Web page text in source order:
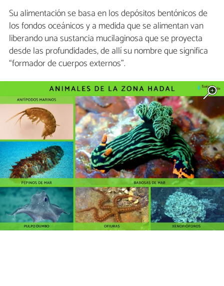
Su alimentación se basa en los depósitos bentónicos de
los fondos oceánicos y a medida que se alimentan van
liberando una sustancia mucilaginosa que se proyecta
desde las profundidades, de allí su nombre que significa
“formador de cuerpos externos”.